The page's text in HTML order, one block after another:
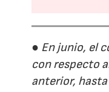
● En junio, el
con respecto
anterior,